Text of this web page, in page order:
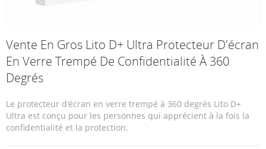
Vente En Gros Lito D+ Ultra Protecteur D'écran
En Verre Trempé De Confidentialité À 360
Degrés
Le protecteur d'écran en verre trempé à 360 degrés Lito D+
Ultra est conçu pour les personnes qui apprécient à la fois la
confidentialité et la protection.